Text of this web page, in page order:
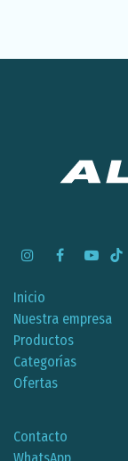
Inicio
Nuestra empresa
Productos
Categorías
Ofertas
Contacto